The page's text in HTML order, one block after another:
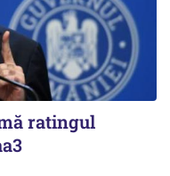
ratingul